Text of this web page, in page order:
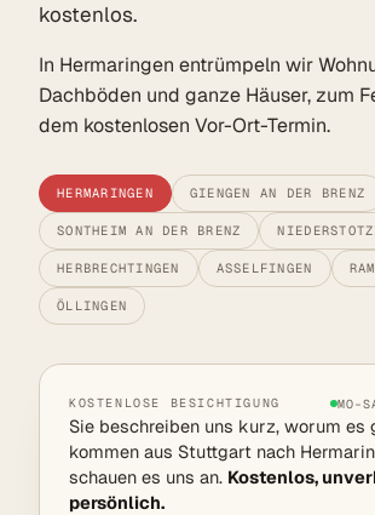
kostenlos.
In Hermaringen entrümpeln wir
Dachböden und ganze Häuser, zum
dem kostenlosen Vor-Ort-Termin.
HERMARINGEN GIENGEN AN DER BRENZ
SONTHEIM AN DER BRENZ
HERBRECHTINGEN ASSELFINGEN
ÖLLINGEN
KOSTENLOSE BESICHTIGUNG
Sie beschreiben uns kurz, worum
kommen aus Stuttgart nach
schauen es uns an. Kostenlos,
persönlich.